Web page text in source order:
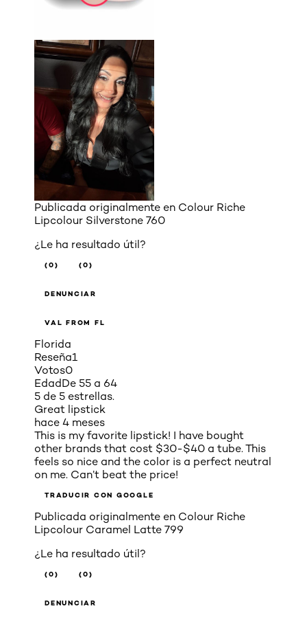
Publicada originalmente en Colour Riche
Lipcolour Silverstone 760
¿Le ha resultado útil?
(0) (0)
DENUNCIAR
VAL FROM FL
Florida
Reseña1
Votos0
EdadDe 55 a 64
5 de 5 estrellas.
Great lipstick
hace 4 meses
This is my favorite lipstick! I have bought
other brands that cost $30-$40 a tube. This
feels so nice and the color is a perfect neutral
on me. Can’t beat the price!
TRADUCIR CON GOOGLE
Publicada originalmente en Colour Riche
Lipcolour Caramel Latte 799
¿Le ha resultado útil?
(0) (0)
DENUNCIAR